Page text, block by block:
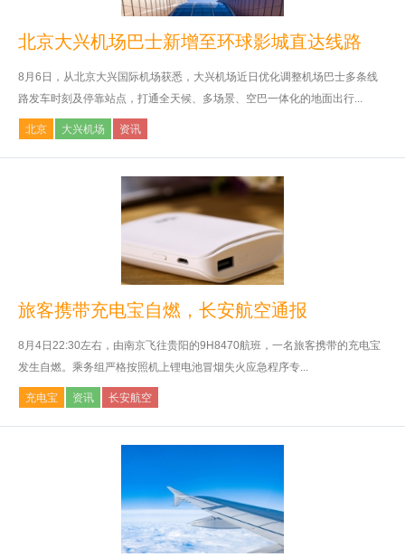
北京大兴机场巴士新增至环球影城直达线路
8月6日，从北京大兴国际机场获悉，大兴机场近日优化调整机场巴士多条线
路发车时刻及停靠站点，打通全天候、多场景、空巴一体化的地面出行...
北京 大兴机场 资讯
旅客携带充电宝自燃，长安航空通报
8月4日22:30左右，由南京飞往贵阳的9H8470航班，一名旅客携带的充电宝
发生自燃。乘务组严格按照机上锂电池冒烟失火应急程序专...
充电宝 资讯 长安航空